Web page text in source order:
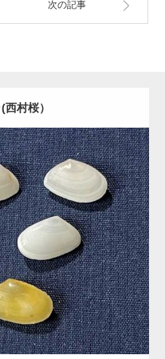
次の記事
村桜）
ウガイ科